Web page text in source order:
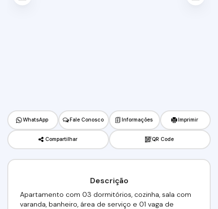
WhatsApp Fale Conosco Informações Imprimir
Compartilhar QR Code
Descrição
Apartamento com 03 dormitórios, cozinha, sala com
varanda, banheiro, área de serviço e 01 vaga de